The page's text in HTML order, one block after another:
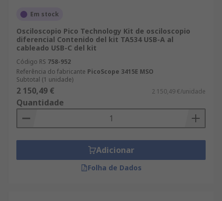
Em stock
Osciloscopio Pico Technology Kit de osciloscopio
diferencial Contenido del kit TA534 USB-A al
cableado USB-C del kit
Código RS 758-952
Referência do fabricante PicoScope 3415E MSO
Subtotal (1 unidade)
2 150,49 € 2 150,49 €/unidade
Quantidade
Adicionar
Folha de Dados